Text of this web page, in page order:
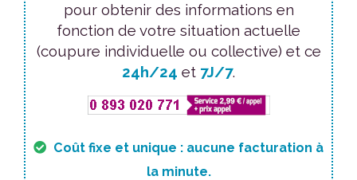
pour obtenir des informations en
fonction de votre situation actuelle
(coupure individuelle ou collective) et ce
24h/24 et 7J/7.
Coût fixe et unique : aucune facturation à
la minute.